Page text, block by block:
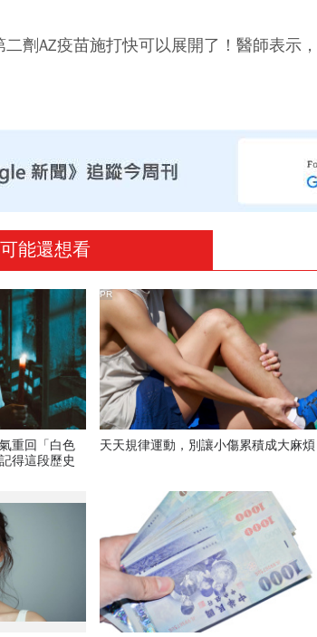
劑AZ疫苗施打快可以展開了！醫師表示
能還想看
重回「白色
得這段歷史
天天規律運動，別讓小傷累積成大麻煩
PR